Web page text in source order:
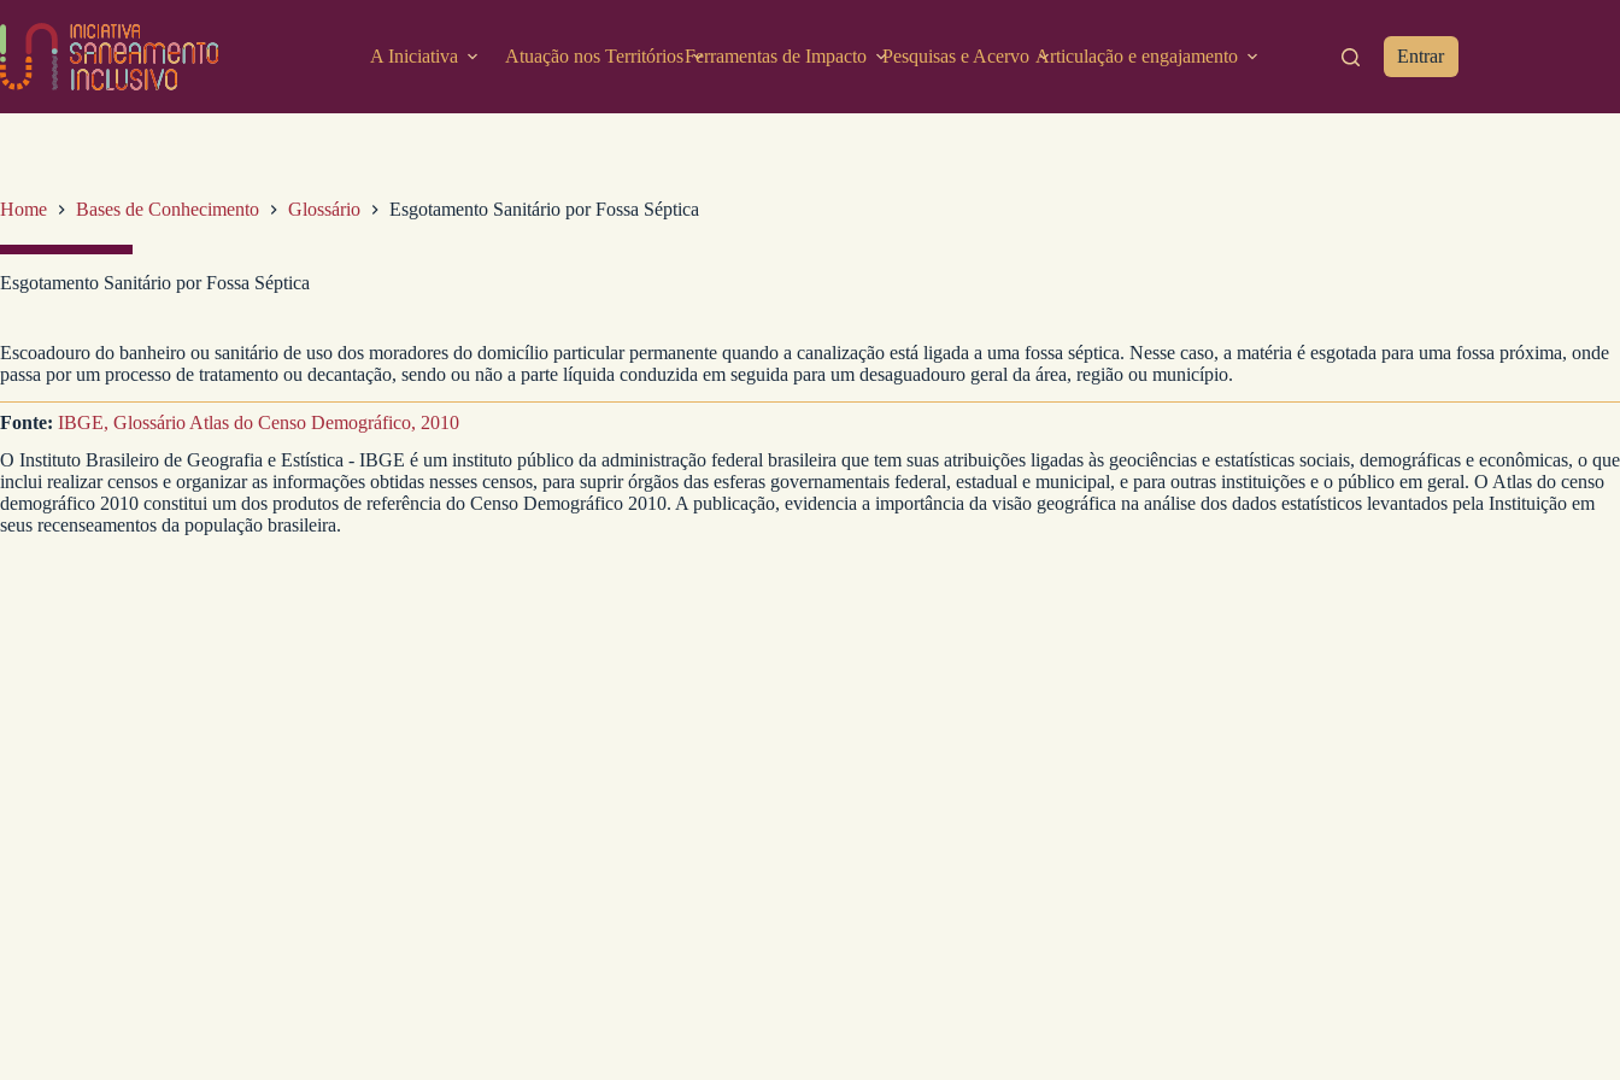
para
o
conteúdo
A Iniciativa Atuação nos TerritóriosFerramentas de Impacto Pesquisas e Acervo Articulação e engajamento Entrar
Home Bases de Conhecimento Glossário Esgotamento Sanitário por Fossa Séptica
Esgotamento Sanitário por Fossa Séptica
Escoadouro do banheiro ou sanitário de uso dos moradores do domicílio particular permanente quando a canalização está ligada a uma fossa séptica. Nesse caso, a matéria é esgotada para uma fossa próxima, onde
passa por um processo de tratamento ou decantação, sendo ou não a parte líquida conduzida em seguida para um desaguadouro geral da área, região ou município.
Fonte: IBGE, Glossário Atlas do Censo Demográfico, 2010
O Instituto Brasileiro de Geografia e Estística - IBGE é um instituto público da administração federal brasileira que tem suas atribuições ligadas às geociências e estatísticas sociais, demográficas e econômicas, o que
inclui realizar censos e organizar as informações obtidas nesses censos, para suprir órgãos das esferas governamentais federal, estadual e municipal, e para outras instituições e o público em geral. O Atlas do censo
demográfico 2010 constitui um dos produtos de referência do Censo Demográfico 2010. A publicação, evidencia a importância da visão geográfica na análise dos dados estatísticos levantados pela Instituição em
seus recenseamentos da população brasileira.